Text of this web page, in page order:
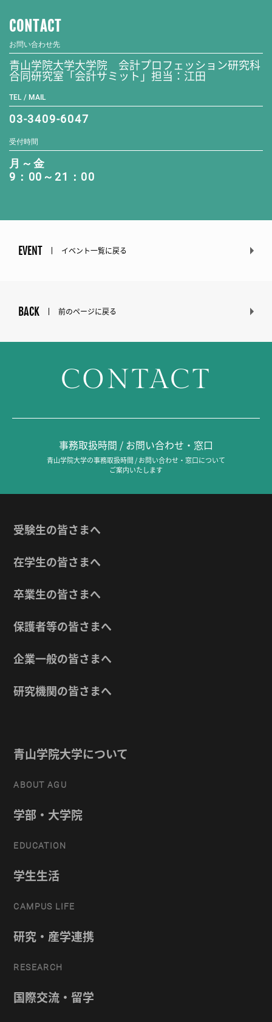
CONTACT
お問い合わせ先
青山学院大学大学院 会計プロフェッション研究科
合同研究室「会計サミット」担当：江田
TEL / MAIL
03-3409-6047
受付時間
月～金
9：00～21：00
EVENT イベント一覧に戻る
BACK 前のページに戻る
CONTACT
事務取扱時間 / お問い合わせ・窓口
青山学院大学の事務取扱時間 / お問い合わせ・窓口について
ご案内いたします
受験生の皆さまへ
在学生の皆さまへ
卒業生の皆さまへ
保護者等の皆さまへ
企業一般の皆さまへ
研究機関の皆さまへ
青山学院大学について
ABOUT AGU
学部・大学院
EDUCATION
学生生活
CAMPUS LIFE
研究・産学連携
RESEARCH
国際交流・留学